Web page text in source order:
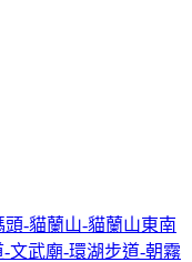
-貓蘭山-貓蘭山東南
文武廟-環湖步道-朝霧